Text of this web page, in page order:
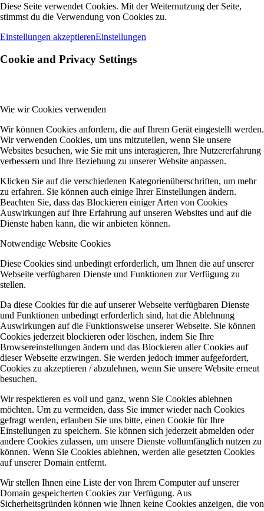
Diese Seite verwendet Cookies. Mit der Weiternutzung der Seite,
stimmst du die Verwendung von Cookies zu.
Einstellungen akzeptierenEinstellungen
Cookie and Privacy Settings
Wie wir Cookies verwenden
Wir können Cookies anfordern, die auf Ihrem Gerät eingestellt werden.
Wir verwenden Cookies, um uns mitzuteilen, wenn Sie unsere
Websites besuchen, wie Sie mit uns interagieren, Ihre Nutzererfahrung
verbessern und Ihre Beziehung zu unserer Website anpassen.
Klicken Sie auf die verschiedenen Kategorienüberschriften, um mehr
zu erfahren. Sie können auch einige Ihrer Einstellungen ändern.
Beachten Sie, dass das Blockieren einiger Arten von Cookies
Auswirkungen auf Ihre Erfahrung auf unseren Websites und auf die
Dienste haben kann, die wir anbieten können.
Notwendige Website Cookies
Diese Cookies sind unbedingt erforderlich, um Ihnen die auf unserer
Webseite verfügbaren Dienste und Funktionen zur Verfügung zu
stellen.
Da diese Cookies für die auf unserer Webseite verfügbaren Dienste
und Funktionen unbedingt erforderlich sind, hat die Ablehnung
Auswirkungen auf die Funktionsweise unserer Webseite. Sie können
Cookies jederzeit blockieren oder löschen, indem Sie Ihre
Browsereinstellungen ändern und das Blockieren aller Cookies auf
dieser Webseite erzwingen. Sie werden jedoch immer aufgefordert,
Cookies zu akzeptieren / abzulehnen, wenn Sie unsere Website erneut
besuchen.
Wir respektieren es voll und ganz, wenn Sie Cookies ablehnen
möchten. Um zu vermeiden, dass Sie immer wieder nach Cookies
gefragt werden, erlauben Sie uns bitte, einen Cookie für Ihre
Einstellungen zu speichern. Sie können sich jederzeit abmelden oder
andere Cookies zulassen, um unsere Dienste vollumfänglich nutzen zu
können. Wenn Sie Cookies ablehnen, werden alle gesetzten Cookies
auf unserer Domain entfernt.
Wir stellen Ihnen eine Liste der von Ihrem Computer auf unserer
Domain gespeicherten Cookies zur Verfügung. Aus
Sicherheitsgründen können wie Ihnen keine Cookies anzeigen, die von